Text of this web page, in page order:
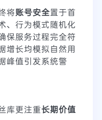
将账号安全置于首
、行为模式随机化
保服务过程完全符
增长均模拟自然用
峰值引发系统警
库更注重长期价值